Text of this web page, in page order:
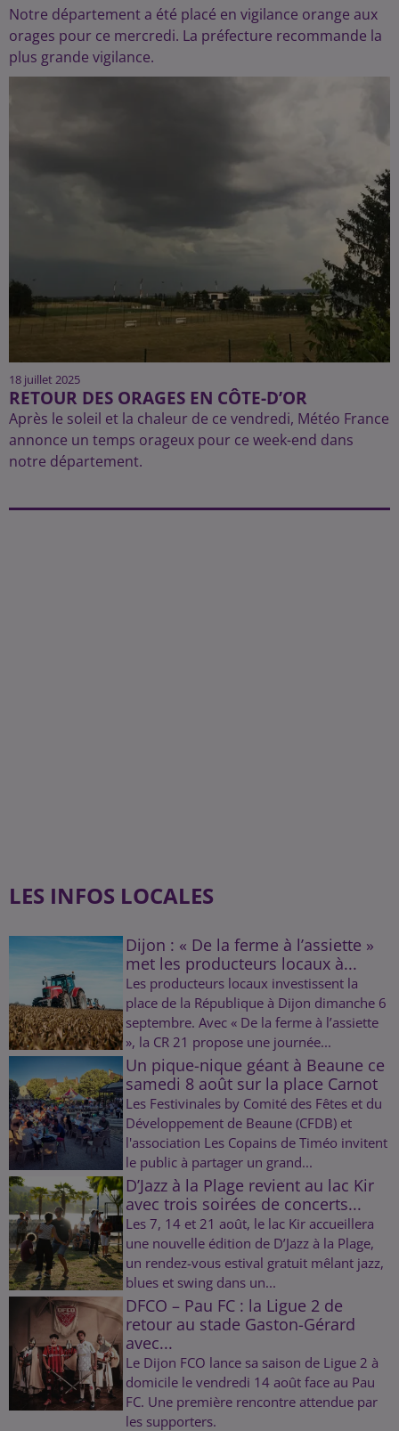
Notre département a été placé en vigilance orange aux
orages pour ce mercredi. La préfecture recommande la
plus grande vigilance.
18 juillet 2025
RETOUR DES ORAGES EN CÔTE-D’OR
Après le soleil et la chaleur de ce vendredi, Météo France
annonce un temps orageux pour ce week-end dans
notre département.
LES INFOS LOCALES
Dijon : « De la ferme à l’assiette »
met les producteurs locaux à...
Les producteurs locaux investissent la
place de la République à Dijon dimanche 6
septembre. Avec « De la ferme à l’assiette
», la CR 21 propose une journée...
Un pique-nique géant à Beaune ce
samedi 8 août sur la place Carnot
Les Festivinales by Comité des Fêtes et du
Développement de Beaune (CFDB) et
l'association Les Copains de Timéo invitent
le public à partager un grand...
D’Jazz à la Plage revient au lac Kir
avec trois soirées de concerts...
Les 7, 14 et 21 août, le lac Kir accueillera
une nouvelle édition de D’Jazz à la Plage,
un rendez-vous estival gratuit mêlant jazz,
blues et swing dans un...
DFCO – Pau FC : la Ligue 2 de
retour au stade Gaston-Gérard
avec...
Le Dijon FCO lance sa saison de Ligue 2 à
domicile le vendredi 14 août face au Pau
FC. Une première rencontre attendue par
les supporters.